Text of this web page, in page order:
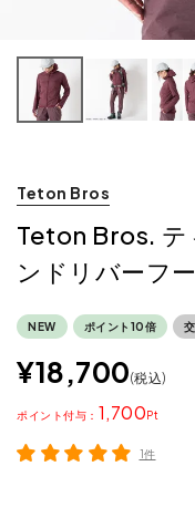
Teton Bros
Teton Bros. テ
ンドリバーフ
NEW ポイント10倍
¥18,700 税込
1,700
ポイント
1件